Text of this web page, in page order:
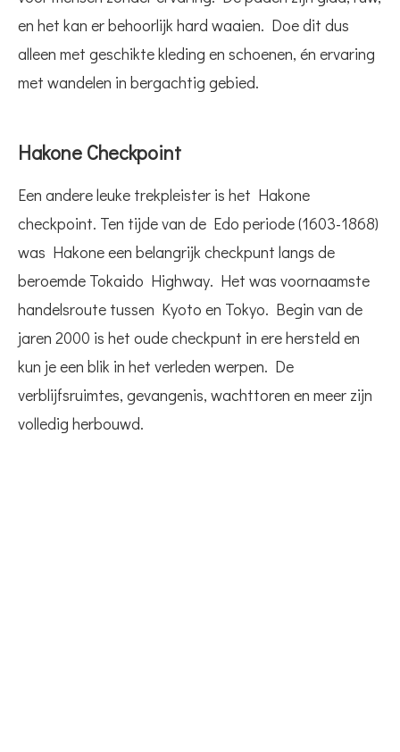
en het kan er behoorlijk hard waaien. Doe dit dus
alleen met geschikte kleding en schoenen, én ervaring
met wandelen in bergachtig gebied.
Hakone Checkpoint
Een andere leuke trekpleister is het Hakone
checkpoint. Ten tijde van de Edo periode (1603-1868)
was Hakone een belangrijk checkpunt langs de
beroemde Tokaido Highway. Het was voornaamste
handelsroute tussen Kyoto en Tokyo. Begin van de
jaren 2000 is het oude checkpunt in ere hersteld en
kun je een blik in het verleden werpen. De
verblijfsruimtes, gevangenis, wachttoren en meer zijn
volledig herbouwd.